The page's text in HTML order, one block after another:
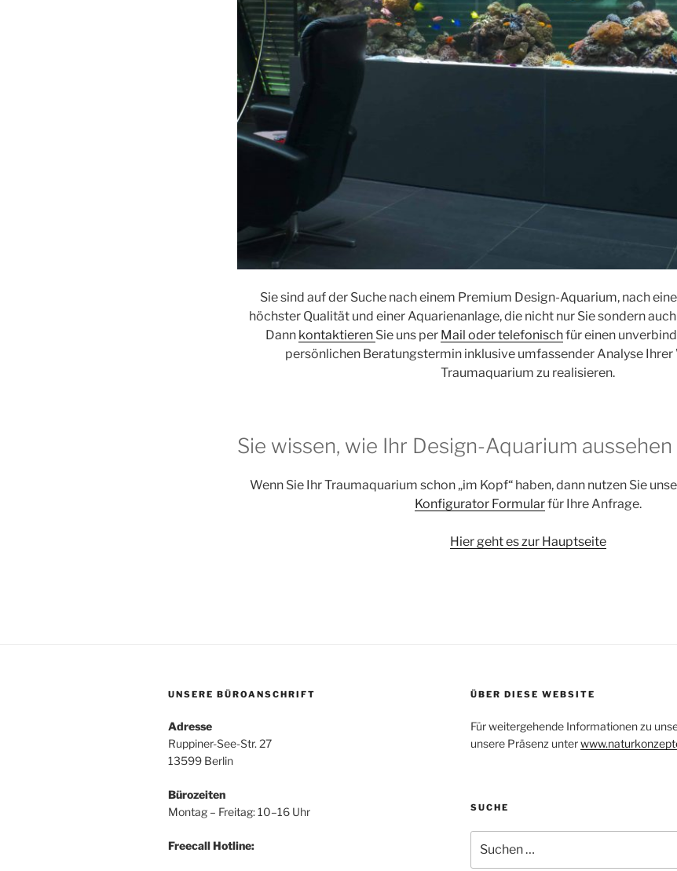
Sie sind auf der Suche nach einem Premium Design-Aquarium, nach
höchster Qualität und einer Aquarienanlage, die nicht nur Sie sondern
Dann kontaktieren Sie uns per Mail oder telefonischfür einen
persönlichen Beratungstermin inklusive umfassender Analyse Ihrer
Traumaquarium zu realisieren.
Sie wissen, wie Ihr Design-Aquarium aussehen
Wenn Sie Ihr Traumaquarium schon „im Kopf“ haben, dann nutzen Sie
Konfigurator Formularfür Ihre Anfrage.
Hier geht es zur Hauptseite
UNSERE BÜROANSCHRIFT
Adresse
Ruppiner-See-Str. 27
13599 Berlin
Bürozeiten
Montag – Freitag: 10–16 Uhr
Freecall Hotline:
ÜBER DIESE WEBSITE
Für weitergehende Informationen zu
unsere Präsenz unter
SUCHE
nach: